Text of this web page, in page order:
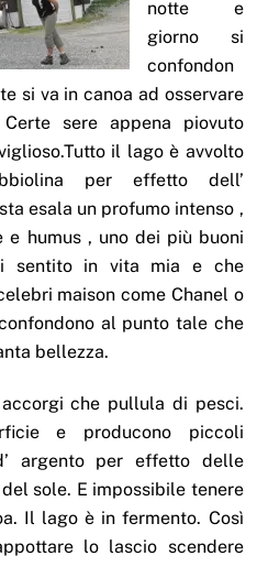
notte e
giorno si
confondon
si va in canoa ad osservare
sere appena piovuto
il lago è avvolto
per effetto dell’
esala un profumo intenso ,
e humus , uno dei più buoni
sentito in vita mia e che
maison come Chanel o
al punto tale che
bellezza.
che pullula di pesci.
e producono piccoli
argento per effetto delle
sole. E impossibile tenere
Il lago è in fermento. Così
lo lascio scendere